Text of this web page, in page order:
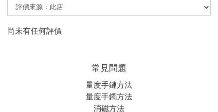
尚未有任何評價
常見問題
量度手鏈方法
量度手鐲方法
消磁方法